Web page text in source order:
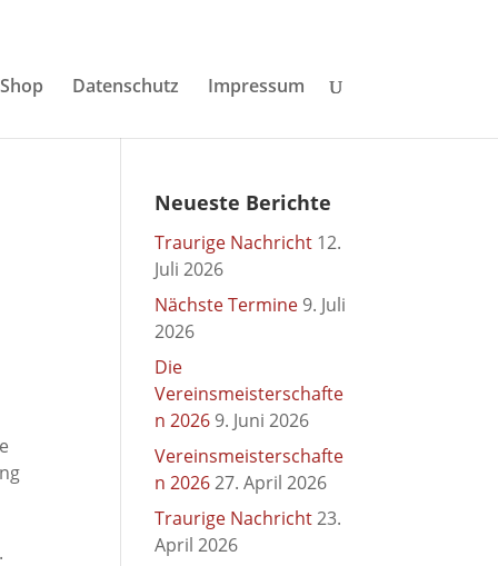
Shop Datenschutz Impressum
Neueste Berichte
Traurige Nachricht 12.
Juli 2026
Nächste Termine 9. Juli
2026
Die
Vereinsmeisterschafte
n 2026 9. Juni 2026
Vereinsmeisterschafte
n 202627. April 2026
Traurige Nachricht23.
April 2026